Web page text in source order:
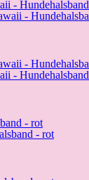
- Hundehalsband
- Hundehalsband
- rot